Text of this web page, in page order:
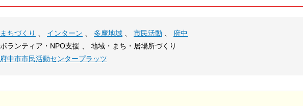
まちづくり インターン 多摩地域 市民活動
府中
ボランティア・NPO支援 、 地域・まち・居場所づくり
府中市市民活動センタープラッツ